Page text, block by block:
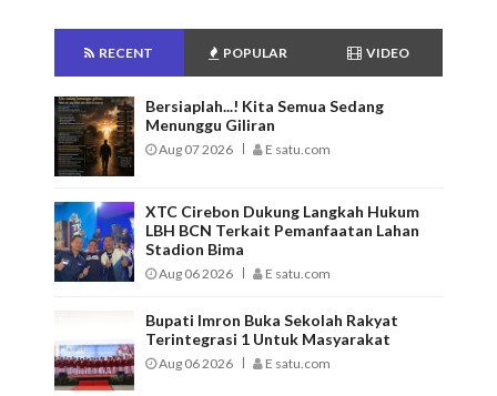
RECENT POPULAR VIDEO
Bersiaplah...! Kita Semua Sedang
Menunggu Giliran
Aug 07 2026 E satu.com
XTC Cirebon Dukung Langkah Hukum
LBH BCN Terkait Pemanfaatan Lahan
Stadion Bima
Aug 06 2026 E satu.com
Bupati Imron Buka Sekolah Rakyat
Terintegrasi 1 Untuk Masyarakat
Aug 06 2026 E satu.com